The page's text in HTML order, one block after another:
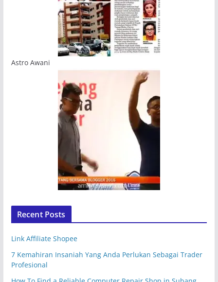
Astro Awani
Recent Posts
Link Affiliate Shopee
7 Kemahiran Insaniah Yang Anda Perlukan Sebagai Trader
Profesional